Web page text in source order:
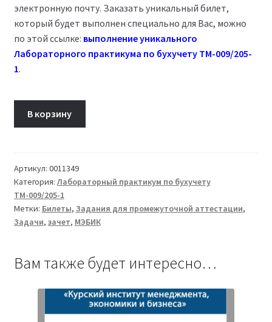
электронную почту. Заказать уникальный билет,
который будет выполнен специально для Вас, можно
по этой ссылке: выполнение уникального
Лабораторного практикума по бухучету ТМ-009/205-
1.
Лабораторный
практикум
по
бухгалтерскому
учету
1
В корзину
Артикул: 0011349
Категория:Лабораторный практикум по бухучету
ТМ-009/205-1
Метки: Билеты, Задания для промежуточной аттестации,
Задачи, зачет, МЭБИК
Вам также будет интересно…